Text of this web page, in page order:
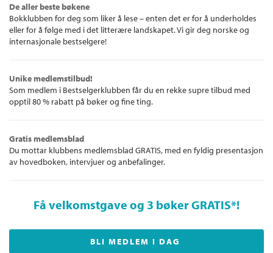
De aller beste bøkene
Bokklubben for deg som liker å lese – enten det er for å underholdes
eller for å følge med i det litterære landskapet. Vi gir deg norske og
internasjonale bestselgere!
Unike medlemstilbud!
Som medlem i Bestselgerklubben får du en rekke supre tilbud med
opptil 80 % rabatt på bøker og fine ting.
Gratis medlemsblad
Du mottar klubbens medlemsblad GRATIS, med en fyldig presentasjon
av hovedboken, intervjuer og anbefalinger.
Få velkomstgave og 3 bøker GRATIS*!
BLI MEDLEM I DAG